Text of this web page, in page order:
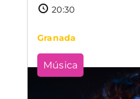
20:30
Granada
Música